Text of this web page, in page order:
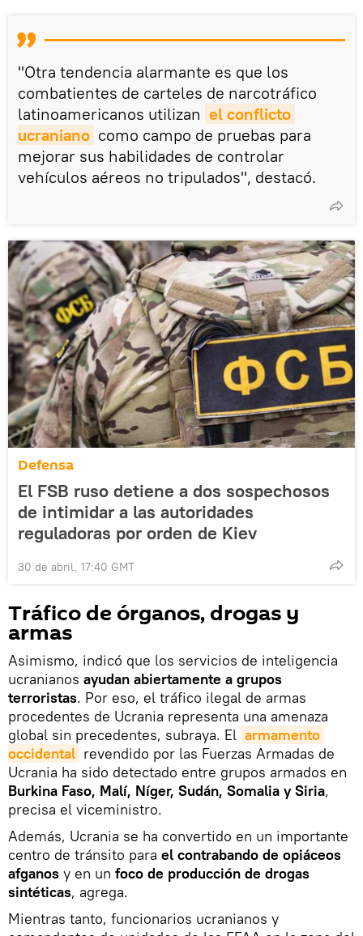
"Otra tendencia alarmante es que los
combatientes de carteles de narcotráfico
latinoamericanos utilizan el conflicto
ucraniano como campo de pruebas para
mejorar sus habilidades de controlar
vehículos aéreos no tripulados", destacó.
Defensa
El FSB ruso detiene a dos sospechosos
de intimidar a las autoridades
reguladoras por orden de Kiev
30 de abril, 17:40 GMT
Tráfico de órganos, drogas y
armas
Asimismo, indicó que los servicios de inteligencia
ucranianos ayudan abiertamente a grupos
terroristas. Por eso, el tráfico ilegal de armas
procedentes de Ucrania representa una amenaza
global sin precedentes, subraya. El armamento
occidental revendido por las Fuerzas Armadas de
Ucrania ha sido detectado entre grupos armados en
Burkina Faso, Malí, Níger, Sudán, Somalia y Siria,
precisa el viceministro.
Además, Ucrania se ha convertido en un importante
centro de tránsito para el contrabando de opiáceos
afganos y en un foco de producción de drogas
sintéticas, agrega.
Mientras tanto, funcionarios ucranianos y